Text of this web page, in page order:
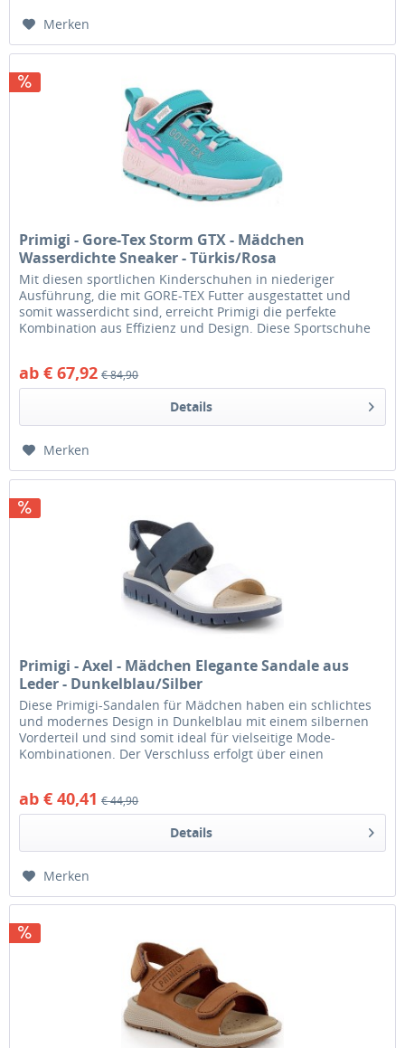
Merken
Primigi - Gore-Tex Storm GTX - Mädchen
Wasserdichte Sneaker - Türkis/Rosa
Mit diesen sportlichen Kinderschuhen in niederiger
Ausführung, die mit GORE-TEX Futter ausgestattet und
somit wasserdicht sind, erreicht Primigi die perfekte
Kombination aus Effizienz und Design. Diese Sportschuhe
ab € 67,92 € 84,90
Details
Merken
Primigi - Axel - Mädchen Elegante Sandale aus
Leder - Dunkelblau/Silber
Diese Primigi-Sandalen für Mädchen haben ein schlichtes
und modernes Design in Dunkelblau mit einem silbernen
Vorderteil und sind somit ideal für vielseitige Mode-
Kombinationen. Der Verschluss erfolgt über einen
ab € 40,41 € 44,90
Details
Merken